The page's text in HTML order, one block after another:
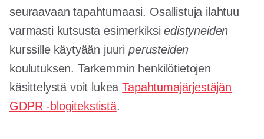
seuraavaan tapahtumaasi. Osallistuja ilahtuu
varmasti kutsusta esimerkiksiedistyneiden
kurssille käytyään juuri perusteiden
koulutuksen. Tarkemmin henkilötietojen
käsittelystä voit lukeaTapahtumajärjestäjän
GDPR -blogitekstistä.